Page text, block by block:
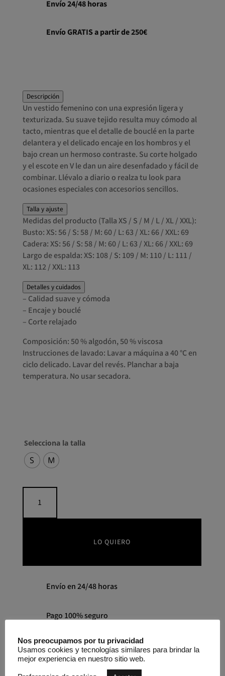
Envío 24/48 horas
Envío GRATIS a partir de 250€
Descripción
Un vestido femenino con una expresión ligera y
texturizada. Su suave tejido resulta muy cómodo al
tacto, mientras que el detalle de bouclé en la parte
delantera y el delicado encaje en los hombros y el
bajo crean un hermoso contraste. Su corte holgado
y el escote en V le dan un aire desenfadado y fácil de
combinar. Llévalo a diario o realza tu look para
ocasiones especiales con accesorios sencillos.
Talla y ajuste
Medidas del producto (Talla XS / S / M / L / XL / XXL):
Busto: XS: 56 / S: 58 / M: 60 / L: 63 / XL: 66 / XXL: 69
Cadera: XS: 56 / S: 58 / M: 60 / L: 63 / XL: 66 / XXL: 69
Largo de espalda: XS: 108 / S: 109 / M: 110 / L: 111 /
XL: 112 / XXL: 113
Detalles y cuidados
– Calidad suave y cómoda
– Encaje y bouclé
– Corte relajado
Composición: 50 % algodón, 50 % viscosa
Instrucciones de lavado: Lavar a máquina a 40 °C en
ciclo delicado. Lavar del revés. Planchar a baja
temperatura. No usar secadora.
Selecciona la talla
S M
DEWI
NÜ
LO QUIERO
Envío en 24/48 horas
Pago 100% seguro
SKU:881123
Nos preocupamos por tu privacidad
Usamos cookies y tecnologías similares para brindar la
mejor experiencia en nuestro sitio web.